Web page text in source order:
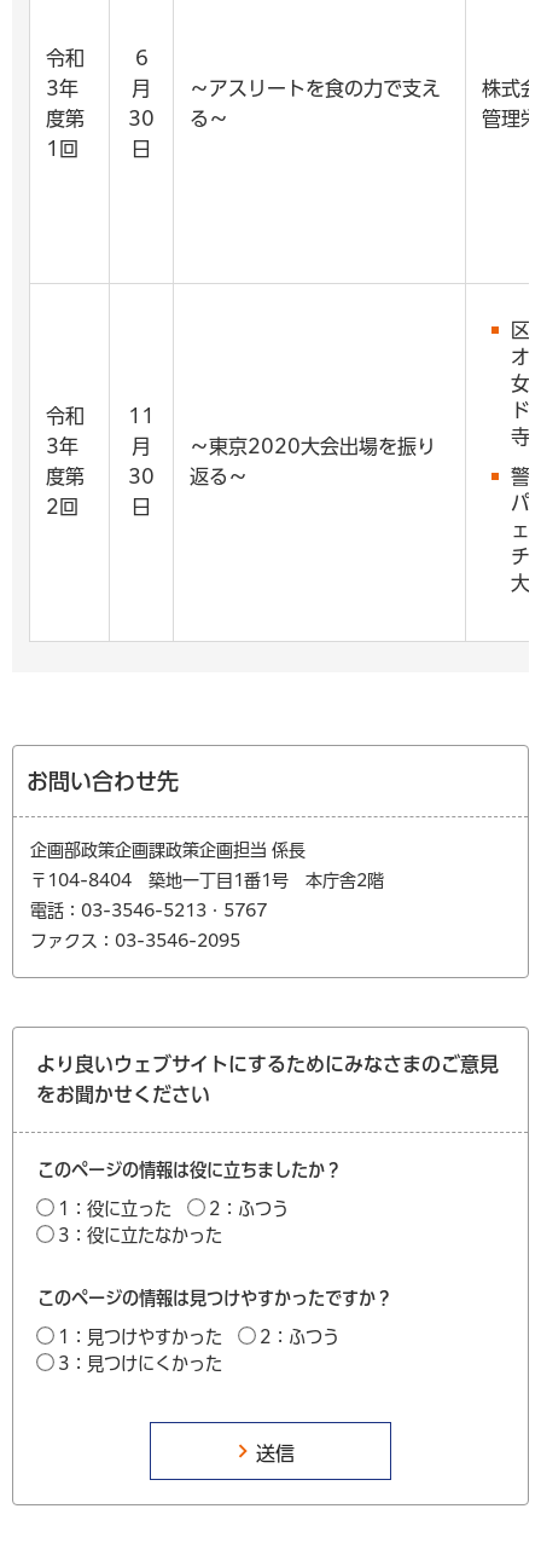
令和
3年
度第
1回
6
月
30
日
～アスリートを食の力で支え
る～
株式
管理
令和
3年
度第
2回
11
月
30
日
～東京2020大会出場を振り
返る～
区
オ
女
ド
寺
警
パ
ェ
チ
大
お問い合わせ先
企画部政策企画課政策企画担当 係長
〒104-8404 築地一丁目1番1号 本庁舎2階
電話：03-3546-5213・5767
ファクス：03-3546-2095
より良いウェブサイトにするためにみなさまのご意見
をお聞かせください
このページの情報は役に立ちましたか？
1：役に立った
2：ふつう
3：役に立たなかった
このページの情報は見つけやすかったですか？
1：見つけやすかった
2：ふつう
3：見つけにくかった